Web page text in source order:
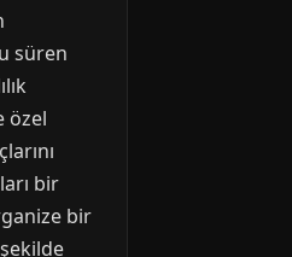
süren
özel
bir
bir